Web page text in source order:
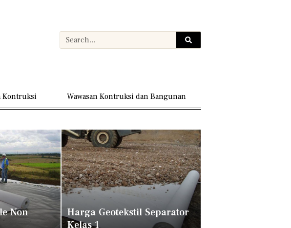
Kontruksi Wawasan Kontruksi dan Bangunan
Non
Harga Geotekstil Separator
Kelas 1